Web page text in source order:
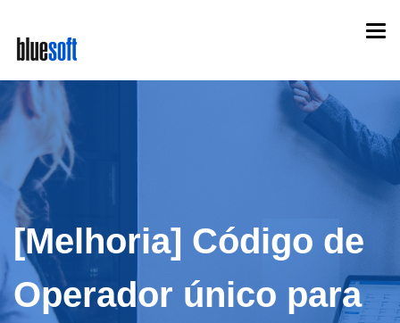
main
content
[Melhoria] Código de
Operador único para